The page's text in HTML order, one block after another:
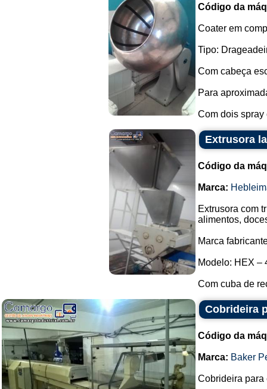
Código da
Coater em
Tipo:
Com cabeça
Para
Com dois spray
Extrusora
Código da
Marca:
Extrusora com
alimentos,
Marca
Modelo: HEX –
Com cuba de
Cobrideira
Código da
Marca: Baker
Cobrideira para